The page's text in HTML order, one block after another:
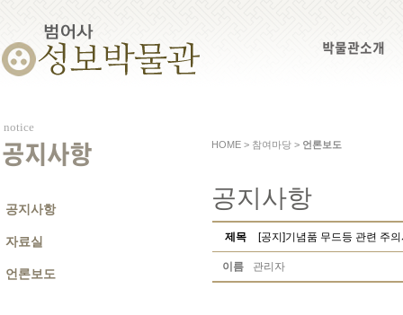
박물관소개
notice
공지사항
공지사항
자료실
언론보도
HOME > 참여마당 > 언론보도
공지사항
제목 [공지]기념품 무드등 관련 주
이름 관리자